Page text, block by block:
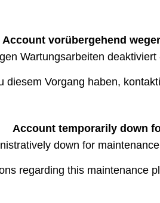
Account vorübergehend
Wartungsarbeiten
diesem Vorgang haben,
Account temporarily down
down for
regarding this maintenance